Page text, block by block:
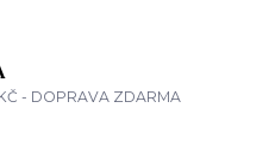
- DOPRAVA ZDARMA